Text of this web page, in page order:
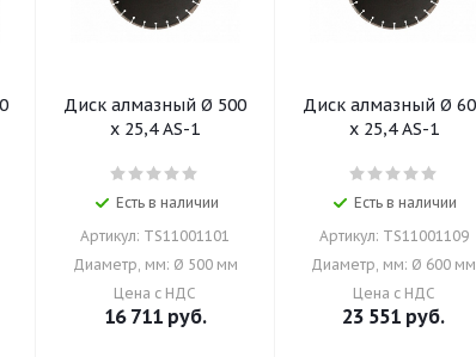
Диск алмазный Ø 500
x 25,4 AS-1
Есть в наличии
Артикул: TS11001101
Диаметр, мм: Ø 500 мм
Цена с НДС
16 711руб.
Диск алмазный Ø 600
x 25,4 AS-1
Есть в наличии
Артикул: TS11001109
Диаметр, мм: Ø 600 мм
Цена с НДС
23 551 руб.